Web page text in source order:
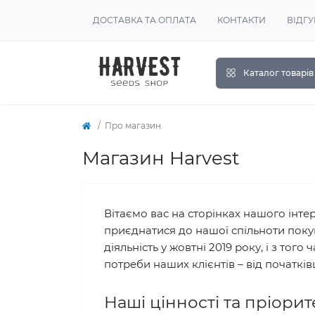
ДОСТАВКА ТА ОПЛАТА КОНТАКТИ
Каталог товарів
Про магазин
Магазин Harvest
Вітаємо вас на сторінках нашого
приєднатися до нашої спільноти
діяльність у жовтні 2019 року, і з
потреби наших клієнтів – від
Наші цінності та